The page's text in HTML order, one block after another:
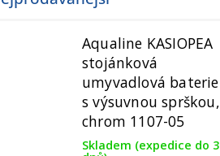
Aqualine KASIOPEA
stojánková
umyvadlová baterie
s výsuvnou sprškou,
chrom 1107-05
Skladem (expedice do 3